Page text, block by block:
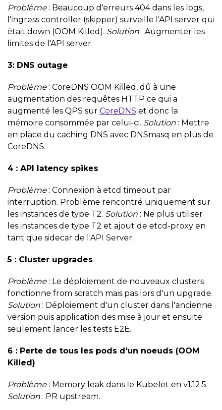
Problème: Beaucoup d'erreurs 404 dans les logs,
l'ingress controller (skipper) surveille l'API server qui
était down (OOM Killed). Solution : Augmenter les
limites de l'API server.
3: DNS outage
Problème: CoreDNS OOM Killed, dû à une
augmentation des requêtes HTTP ce qui a
augmenté les QPS sur CoreDNS et donc la
mémoire consommée par celui-ci. Solution : Mettre
en place du caching DNS avec DNSmasq en plus de
CoreDNS.
4 : API latency spikes
Problème: Connexion à etcd timeout par
interruption. Problème rencontré uniquement sur
les instances de type T2. Solution : Ne plus utiliser
les instances de type T2 et ajout de etcd-proxy en
tant que sidecar de l'API Server.
5 : Cluster upgrades
Problème: Le déploiement de nouveaux clusters
fonctionne from scratch mais pas lors d'un upgrade.
Solution : Déploiement d'un cluster dans l'ancienne
version puis application des mise à jour et ensuite
seulement lancer les tests E2E.
6 : Perte de tous les pods d'un noeuds (OOM
Killed)
Problème: Memory leak dans le Kubelet en v1.12.5.
Solution : PR upstream.